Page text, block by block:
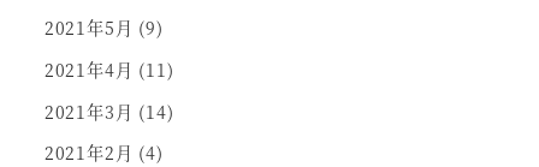
2021年5月 (9)
2021年4月 (11)
2021年3月 (14)
2021年2月 (4)